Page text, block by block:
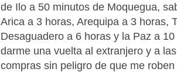
de Ilo a 50 minutos de Moquegua,
Arica a 3 horas, Arequipa a 3 horas,
Desaguadero a 6 horas y la Paz a
darme una vuelta al extranjero y a
compras sin peligro de que me